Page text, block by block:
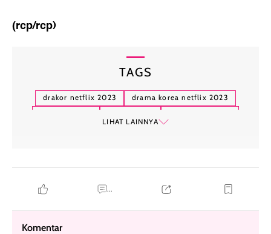
(rcp/rcp)
TAGS
drakor netflix 2023
drama korea netflix 2023
LIHAT LAINNYA
...
Komentar